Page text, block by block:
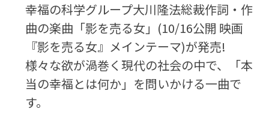
幸福の科学グループ大川隆法総裁作詞・作
曲の楽曲「影を売る女」(10/16公開 映画
『影を売る女』メインテーマ)が発売!
様々な欲が渦巻く現代の社会の中で、「本
当の幸福とは何か」を問いかける一曲で
す。